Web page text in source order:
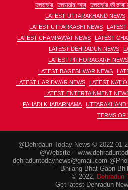
उत्तराखंड उत्तराखंड न्यूज़ उत्तराखंड की
LATEST UTTARAKHAND NEWS
LATEST UTTARKASHI NEWS
LATEST CHAMPAWAT NEWS
LATEST
LATEST DEHRADUN NEWS
LATEST PITHORAGARH NEWS
LATEST BAGESHWAR NEWS
LATEST HARIDWAR NEWS
LATEST
LATEST ENTERTAINMENT
PAHADI KHABARNAMA
UTTARAKHAND
TERMS OF
@Dehrdaun Today News © 2022-01-
@Website –
dehraduntodaynews@gmail.com
– Bhilang Bhat Gaon
© 2022,
Dehradun
Get latest Dehradun